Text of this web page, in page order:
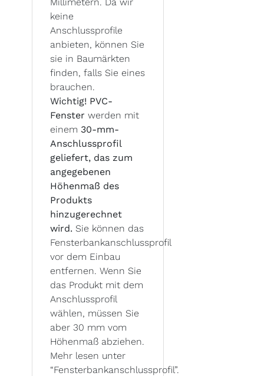
keine
Anschlussprofile
anbieten, können Sie
sie in Baumärkten
finden, falls Sie eines
brauchen.
Wichtig! PVC-
Fenster werden mit
einem 30-mm-
Anschlussprofil
geliefert, das zum
angegebenen
Höhenmaß des
Produkts
hinzugerechnet
wird. Sie können das
Fensterbankanschlussprofil
vor dem Einbau
entfernen. Wenn Sie
das Produkt mit dem
Anschlussprofil
wählen, müssen Sie
aber 30 mm vom
Höhenmaß abziehen.
Mehr lesen unter
“Fensterbankanschlussprofil”.